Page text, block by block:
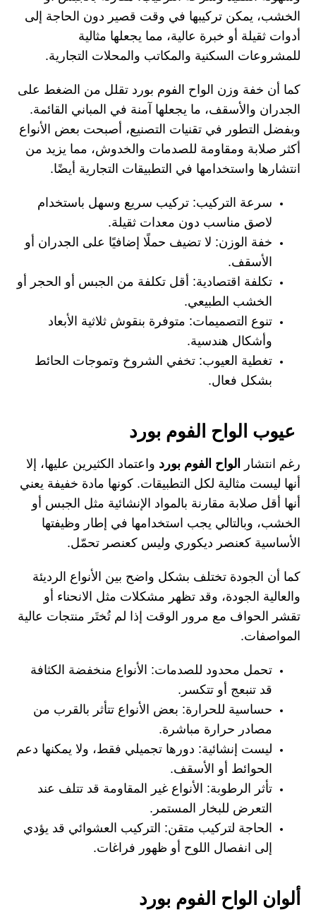
الخشب، يمكن تركيبها في وقت قصير دون الحاجة إلى
أدوات ثقيلة أو خبرة عالية، مما يجعلها مثالية
للمشروعات السكنية والمكاتب والمحلات التجارية.
كما أن خفة وزن الواح الفوم بورد تقلل من الضغط على
الجدران والأسقف، ما يجعلها آمنة في المباني القائمة.
وبفضل التطور في تقنيات التصنيع، أصبحت بعض الأنواع
أكثر صلابة ومقاومة للصدمات والخدوش، مما يزيد من
انتشارها واستخدامها في التطبيقات التجارية أيضًا.
سرعة التركيب: تركيب سريع وسهل باستخدام
لاصق مناسب دون معدات ثقيلة.
خفة الوزن: لا تضيف حملًا إضافيًا على الجدران أو
الأسقف.
تكلفة اقتصادية: أقل تكلفة من الجبس أو الحجر أو
الخشب الطبيعي.
تنوع التصميمات: متوفرة بنقوش ثلاثية الأبعاد
وأشكال هندسية.
تغطية العيوب: تخفي الشروخ وتموجات الحائط
بشكل فعال.
عيوب الواح الفوم بورد
رغم انتشار الواح الفوم بورد واعتماد الكثيرين عليها، إلا
أنها ليست مثالية لكل التطبيقات. كونها مادة خفيفة يعني
أنها أقل صلابة مقارنة بالمواد الإنشائية مثل الجبس أو
الخشب، وبالتالي يجب استخدامها في إطار وظيفتها
الأساسية كعنصر ديكوري وليس كعنصر تحمّل.
كما أن الجودة تختلف بشكل واضح بين الأنواع الرديئة
والعالية الجودة، وقد تظهر مشكلات مثل الانحناء أو
تقشر الحواف مع مرور الوقت إذا لم تُختَر منتجات عالية
المواصفات.
تحمل محدود للصدمات: الأنواع منخفضة الكثافة
قد تنبعج أو تتكسر.
حساسية للحرارة: بعض الأنواع تتأثر بالقرب من
مصادر حرارة مباشرة.
ليست إنشائية: دورها تجميلي فقط، ولا يمكنها دعم
الحوائط أو الأسقف.
تأثر الرطوبة: الأنواع غير المقاومة قد تتلف عند
التعرض للبخار المستمر.
الحاجة لتركيب متقن: التركيب العشوائي قد يؤدي
إلى انفصال اللوح أو ظهور فراغات.
ألوان الواح الفوم بورد